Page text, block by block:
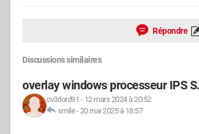
Répondre
Discussions similaires
overlay windows processeur IPS
ov3rlord91 - 12 mars 2024 à 20:52
smile-20 mai 2025 à 18:57